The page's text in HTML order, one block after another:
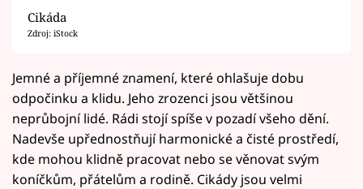
Cikáda
Zdroj: iStock
Jemné a příjemné znamení, které ohlašuje dobu
odpočinku a klidu. Jeho zrozenci jsou většinou
neprůbojní lidé. Rádi stojí spíše v pozadí všeho dění.
Nadevše upřednostňují harmonické a čisté prostředí,
kde mohou klidně pracovat nebo se věnovat svým
koníčkům, přátelům a rodině. Cikády jsou velmi